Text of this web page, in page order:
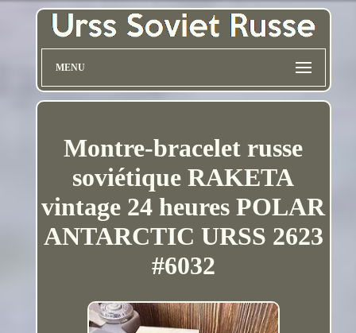
MENU
Montre-bracelet russe
soviétique RAKETA
vintage 24 heures POLAR
ANTARCTIC URSS 2623
#6032